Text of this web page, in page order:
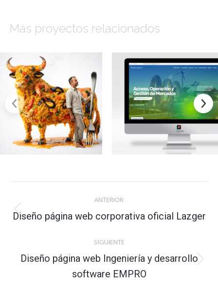
Más proyectos relacionados
Navegación
entre
ANTERIOR
Proyecto
Diseño página web corporativa oficial Lazger
SIGUIENTE
Proyecto
siguiente
Diseño página web Ingeniería y desarrollo
software EMPRO